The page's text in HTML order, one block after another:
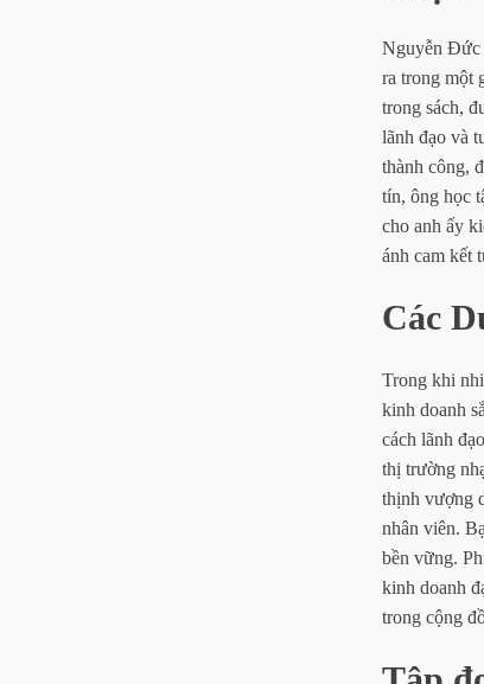
Nguyễn Đức
ra trong một
trong sách,
lãnh đạo và
thành công,
tín, ông học
cho anh ấy
ánh cam kết
Các
Trong khi
kinh doanh
cách lãnh
thị trường
thịnh vượng
nhân viên.
bền vững.
kinh doanh
trong cộng